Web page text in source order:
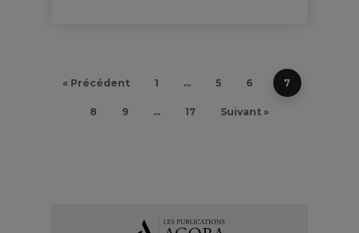
« Précédent 1 … 5 6 7
8 9 … 17 Suivant »